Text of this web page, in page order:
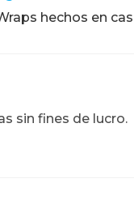
hechos en
sin fines de lucro.